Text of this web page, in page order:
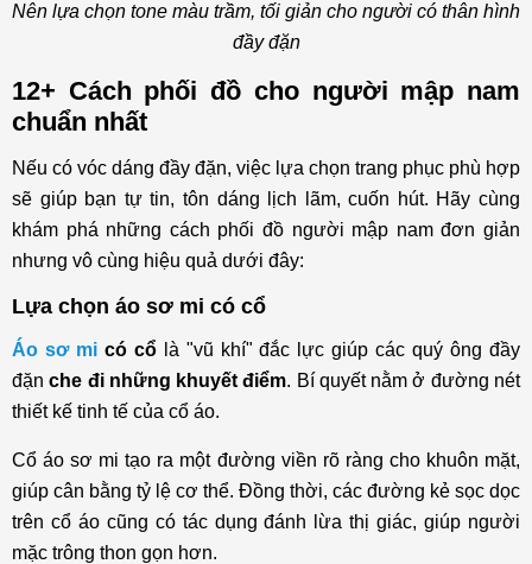
Nên lựa chọn tone màu trầm, tối giản cho người có thân hình
đầy đặn
12+ Cách phối đồ cho người mập nam
chuẩn nhất
Nếu có vóc dáng đầy đặn, việc lựa chọn trang phục phù hợp
sẽ giúp bạn tự tin, tôn dáng lịch lãm, cuốn hút. Hãy cùng
khám phá những cách phối đồ người mập nam đơn giản
nhưng vô cùng hiệu quả dưới đây:
Lựa chọn áo sơ mi có cổ
Áo sơ micó cổlà "vũ khí" đắc lực giúp các quý ông đầy
đặn che đi những khuyết điểm. Bí quyết nằm ở đường nét
thiết kế tinh tế của cổ áo.
Cổ áo sơ mi tạo ra một đường viền rõ ràng cho khuôn mặt,
giúp cân bằng tỷ lệ cơ thể. Đồng thời, các đường kẻ sọc dọc
trên cổ áo cũng có tác dụng đánh lừa thị giác, giúp người
mặc trông thon gọn hơn.